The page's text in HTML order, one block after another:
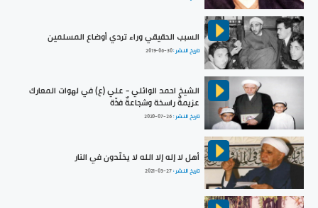
السبب الحقيقي وراء تردي أوضاع المسلمين
تاريخ النشر :2019-06-30
الشيخ احمد الوائلي - علي (ع) في لهوات المعارك
عزيمةٌ راسخة وشجاعةٌ فذّة
تاريخ النشر :2020-07-26
أهل لا إله إلا الله لا يخلّدون في النار
تاريخ النشر :2021-03-27